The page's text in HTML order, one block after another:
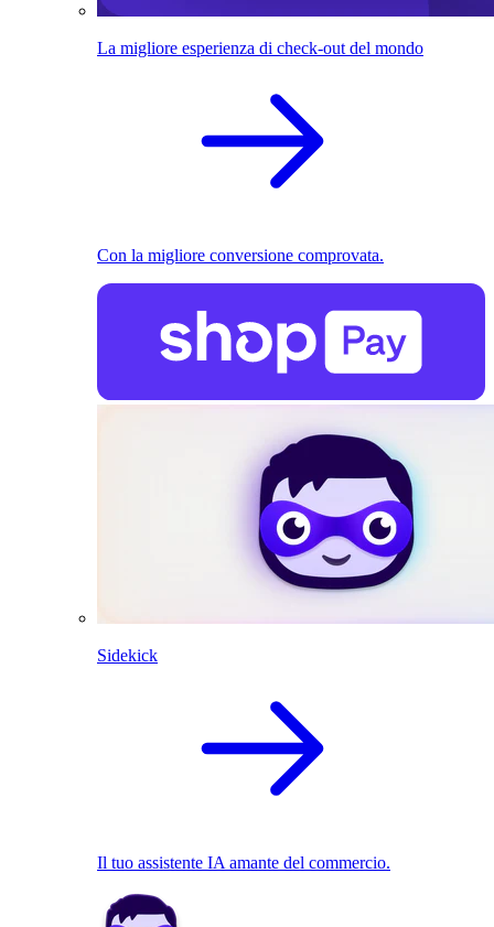
La migliore esperienza di check-out del mondo
Con la migliore conversione comprovata.
Sidekick
Il tuo assistente IA amante del commercio.